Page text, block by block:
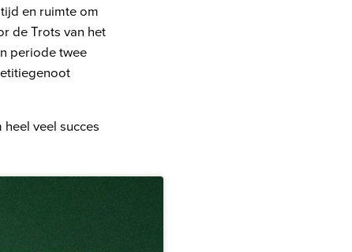
en ruimte om
de Trots van het
periode twee
veel succes